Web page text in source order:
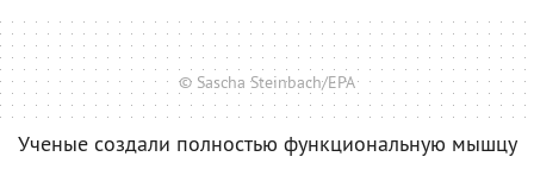
© Sascha Steinbach/EPA
Ученые создали полностью функциональную мышцу